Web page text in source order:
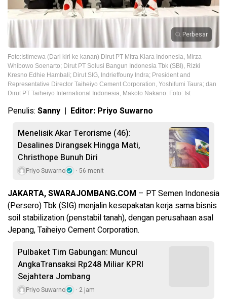
Perbesar
Foto:Istimewa (Dari kiri ke kanan) Dirut PT Mitra Kiara Indonesia, Mirza
Whibowo Soenarto; Dirut PT Solusi Bangun Indonesia Tbk (SBI), Rizki
Kresno Edhie Hambali; Dirut SIG, Indrieffouny Indra; President and
Representative Director Taiheiyo Cement Corporation, Yoshifumi Taura; dan
Dirut PT Taiheiyo International Indonesia, Makoto Nakano. Foto: Ist
Penulis: Sanny | Editor: Priyo Suwarno
Menelisik Akar Terorisme (46):
Desalines Dirangsek Hingga Mati,
Christhope Bunuh Diri
Priyo Suwarno 56 menit
JAKARTA, SWARAJOMBANG.COM – PT Semen Indonesia
(Persero) Tbk (SIG) menjalin kesepakatan kerja sama bisnis
soil stabilization (penstabil tanah), dengan perusahaan asal
Jepang, Taiheiyo Cement Corporation.
Pulbaket Tim Gabungan: Muncul
AngkaTransaksi Rp248 Miliar KPRI
Sejahtera Jombang
Priyo Suwarno 2 jam